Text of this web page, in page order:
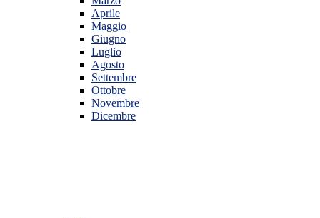
Aprile
Maggio
Giugno
Luglio
Agosto
Settembre
Ottobre
Novembre
Dicembre